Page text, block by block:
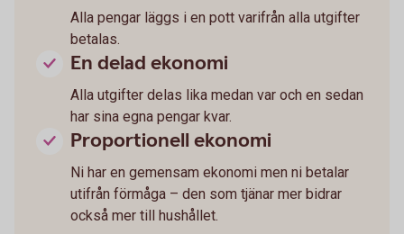
Alla pengar läggs i en pott varifrån alla utgifter
betalas.
En delad ekonomi
Alla utgifter delas lika medan var och en sedan
har sina egna pengar kvar.
Proportionell ekonomi
Ni har en gemensam ekonomi men ni betalar
utifrån förmåga – den som tjänar mer bidrar
också mer till hushållet.